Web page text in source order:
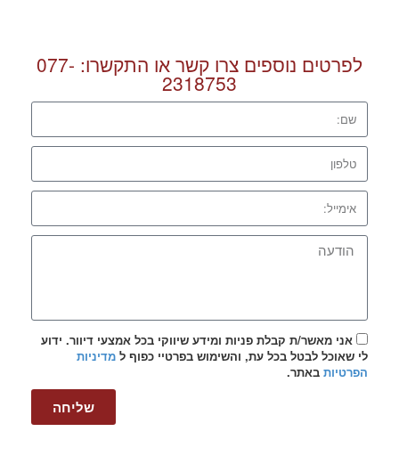
לפרטים נוספים צרו קשר או התקשרו: 077-
2318753
אני מאשר/ת קבלת פניות ומידע שיווקי בכל אמצעי דיוור. ידוע
לי שאוכל לבטל בכל עת, והשימוש בפרטיי כפוף ל מדיניות
הפרטיות באתר.
שליחה